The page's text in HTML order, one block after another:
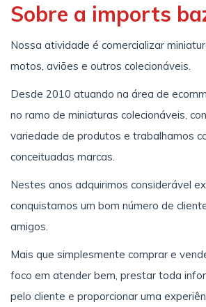
Sobre a imports
Nossa atividade é comercializar
motos, aviões e outros colecionáveis.
Desde 2010 atuando na área de
no ramo de miniaturas colecionáveis,
variedade de produtos e trabalhamos
conceituadas marcas.
Nestes anos adquirimos considerável
conquistamos um bom número de
amigos.
Mais que simplesmente comprar e
foco em atender bem, prestar toda
pelo cliente e proporcionar uma